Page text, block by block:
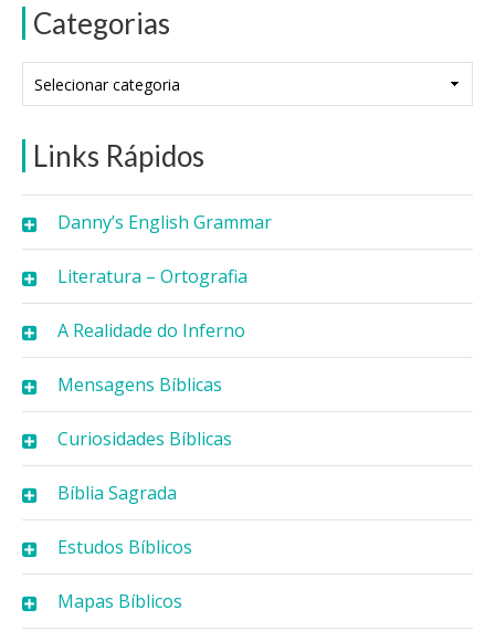
Categorias
Links Rápidos
Danny’s English Grammar
Literatura – Ortografia
A Realidade do Inferno
Mensagens Bíblicas
Curiosidades Bíblicas
Bíblia Sagrada
Estudos Bíblicos
Mapas Bíblicos